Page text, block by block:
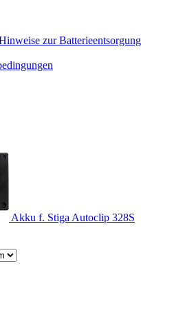
zur Batterieentsorgung
Akku f. Stiga Autoclip 328S